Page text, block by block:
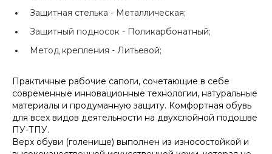
Защитная стелька - Металлическая;
Защитный подносок - Поликарбонатный;
Метод крепления - Литьевой;
Практичные рабочие сапоги, сочетающие в себе
современные инновационные технологии, натуральные
материалы и продуманную защиту. Комфортная обувь
для всех видов деятельности на двухслойной подошве
ПУ-ТПУ.
Верх обуви (голенище) выполнен из износостойкой и